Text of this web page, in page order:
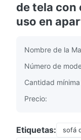
de tela con
uso en
Nombre de la
Número de
Cantidad
Precio:
Etiquetas:
sofá